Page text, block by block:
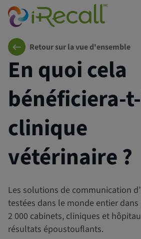
Retour sur la vue d'ensemble
En quoi cela
bénéficiera-
clinique
vétérinaire ?
Les solutions de communication
testées dans le monde entier dans
2 000 cabinets, cliniques et
résultats époustouflants.